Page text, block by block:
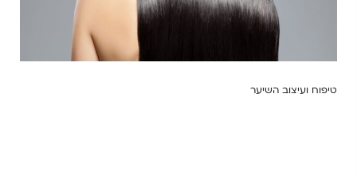
טיפוח ועיצוב השיער